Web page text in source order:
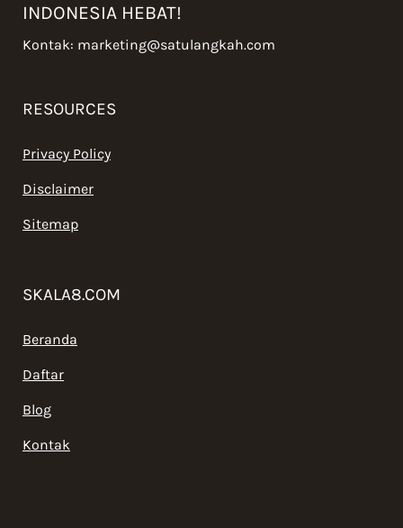
INDONESIA HEBAT!
Kontak: marketing@satulangkah.com
RESOURCES
Privacy Policy
Disclaimer
Sitemap
SKALA8.COM
Beranda
Daftar
Blog
Kontak